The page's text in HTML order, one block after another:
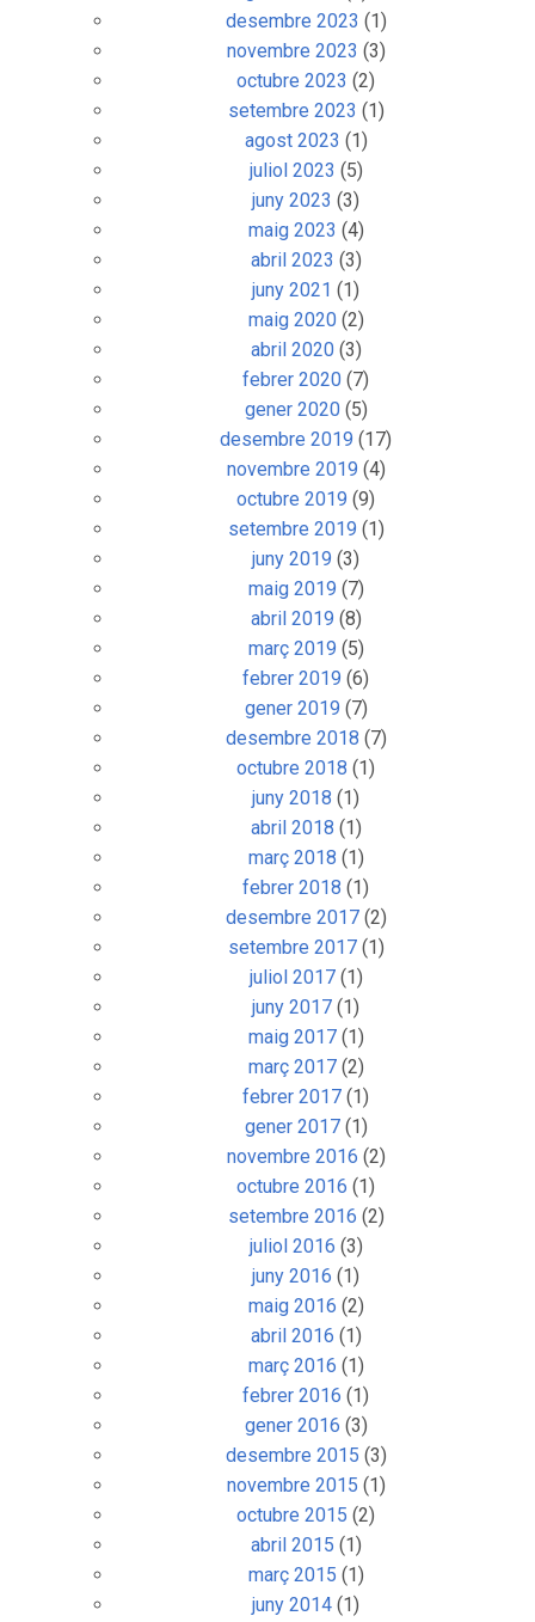
desembre 2023 (1)
novembre 2023 (3)
octubre 2023 (2)
setembre 2023 (1)
agost 2023 (1)
juliol 2023 (5)
juny 2023 (3)
maig 2023 (4)
abril 2023 (3)
juny 2021 (1)
maig 2020(2)
abril 2020(3)
febrer 2020 (7)
gener 2020(5)
desembre 2019 (17)
novembre 2019 (4)
octubre 2019 (9)
setembre 2019 (1)
juny 2019 (3)
maig 2019 (7)
abril 2019 (8)
març 2019 (5)
febrer 2019 (6)
gener 2019 (7)
desembre 2018 (7)
octubre 2018 (1)
juny 2018 (1)
abril 2018 (1)
març 2018 (1)
febrer 2018 (1)
desembre 2017(2)
setembre 2017(1)
juliol 2017(1)
juny 2017 (1)
maig 2017(1)
març 2017(2)
febrer 2017 (1)
gener 2017(1)
novembre 2016 (2)
octubre 2016 (1)
setembre 2016 (2)
juliol 2016 (3)
juny 2016 (1)
maig 2016 (2)
abril 2016 (1)
març 2016 (1)
febrer 2016 (1)
gener 2016 (3)
desembre 2015 (3)
novembre 2015 (1)
octubre 2015 (2)
abril 2015 (1)
març 2015 (1)
juny 2014 (1)